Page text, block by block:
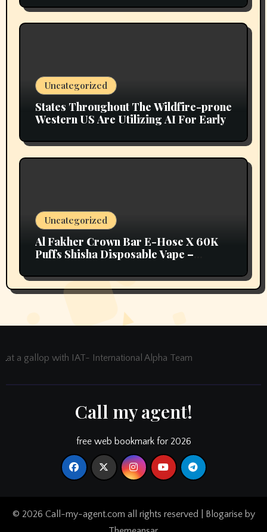
Uncategorized
States Throughout The Wildfire-prone
Western US Are Utilizing AI For Early
Uncategorized
Al Fakher Crown Bar E-Hose X 60K
Puffs Shisha Disposable Vape –
at a gallop with IAT- International Alpha Team
Call my agent!
free web bookmark for 2026
© 2026 Call-my-agent.com all rights reserved Blogariseby